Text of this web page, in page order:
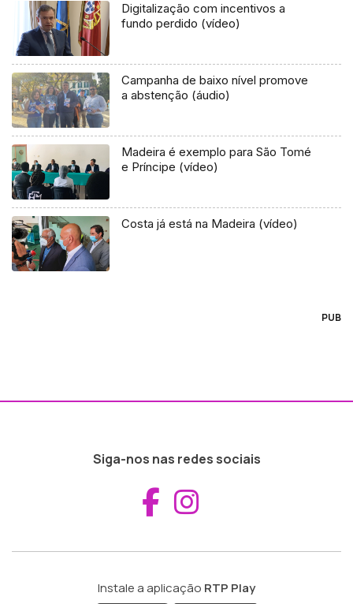
Digitalização com incentivos a
fundo perdido (vídeo)
Campanha de baixo nível promove
a abstenção (áudio)
Madeira é exemplo para São Tomé
e Príncipe (vídeo)
Costa já está na Madeira (vídeo)
PUB
Siga-nos nas redes sociais
Aceder ao
Instale a aplicação RTP Play